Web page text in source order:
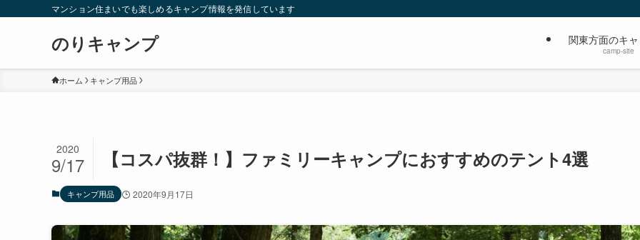
マンション住まいでも楽しめるキャンプ情報を発信しています
のりキャンプ 関東方面のキ
camp-site
ホーム キャンプ用品
【コスパ抜群！】ファミリーキャンプにおすすめのテント4選
2020
9/17
キャンプ用品 2020年9月17日